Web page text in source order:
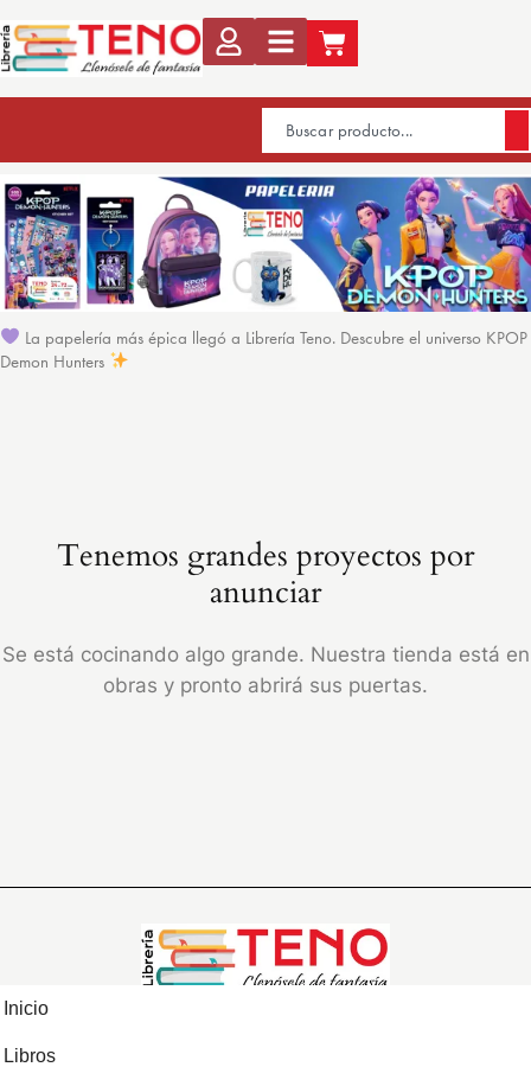
La papelería más épica llegó a Librería Teno. Descubre el universo KPOP
Demon Hunters
Tenemos grandes proyectos por
anunciar
Se está cocinando algo grande. Nuestra tienda está en
obras y pronto abrirá sus puertas.
Inicio
Libros